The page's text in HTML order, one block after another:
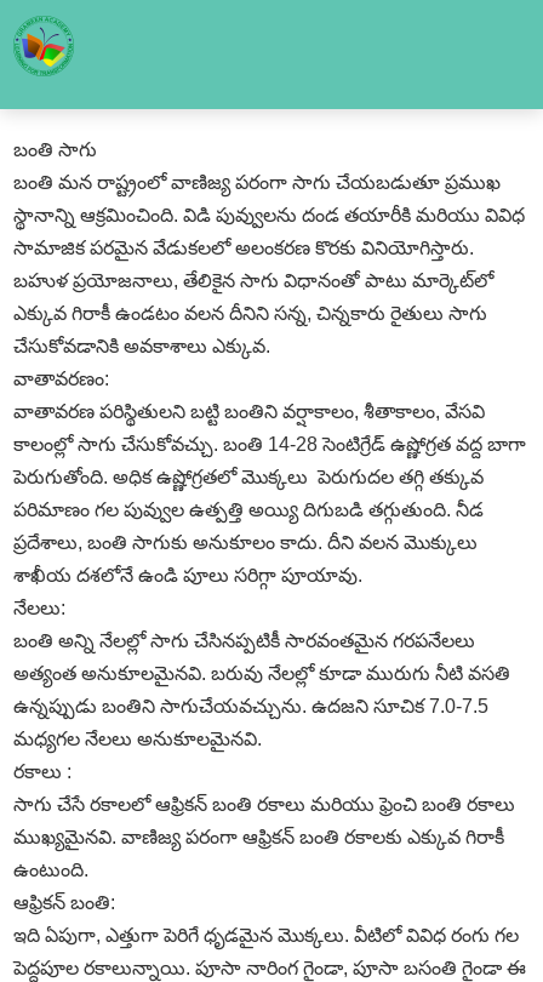
బంతి సాగు
బంతి మన రాష్ట్రంలో వాణిజ్య పరంగా సాగు చేయబడుతూ ప్రముఖ
స్థానాన్ని ఆక్రమించింది. విడి పువ్వులను దండ తయారీకి మరియు వివిధ
సామాజిక పరమైన వేడుకలలో అలంకరణ కొరకు వినియోగిస్తారు.
బహుళ ప్రయోజనాలు, తేలికైన సాగు విధానంతో పాటు మార్కెట్‌లో
ఎక్కువ గిరాకీ ఉండటం వలన దీనిని సన్న, చిన్నకారు రైతులు సాగు
చేసుకోవడానికి అవకాశాలు ఎక్కువ.
వాతావరణం:
వాతావరణ పరిస్థితులని బట్టి బంతిని వర్షాకాలం, శీతాకాలం, వేసవి
కాలంల్లో సాగు చేసుకోవచ్చు. బంతి 14-28 సెంటిగ్రేడ్‌ ఉష్ణోగ్రత వద్ద బాగా
పెరుగుతోంది. అధిక ఉష్ణోగ్రతలో మొక్కలు పెరుగుదల తగ్గి తక్కువ
పరిమాణం గల పువ్వుల ఉత్పత్తి అయ్యి దిగుబడి తగ్గుతుంది. నీడ
ప్రదేశాలు, బంతి సాగుకు అనుకూలం కాదు. దీని వలన మొక్కులు
శాఖీయ దశలోనే ఉండి పూలు సరిగ్గా పూయావు.
నేలలు:
బంతి అన్ని నేలల్లో సాగు చేసినప్పటికీ సారవంతమైన గరపనేలలు
అత్యంత అనుకూలమైనవి. బరువు నేలల్లో కూడా మురుగు నీటి వసతి
ఉన్నప్పుడు బంతిని సాగుచేయవచ్చును. ఉదజని సూచిక 7.0-7.5
మధ్యగల నేలలు అనుకూలమైనవి.
రకాలు :
సాగు చేసే రకాలలో ఆఫ్రికన్‌ బంతి రకాలు మరియు ఫ్రెంచి బంతి రకాలు
ముఖ్యమైనవి. వాణిజ్య పరంగా ఆఫ్రికన్‌ బంతి రకాలకు ఎక్కువ గిరాకీ
ఉంటుంది.
ఆఫ్రికన్‌ బంతి:
ఇది ఏపుగా, ఎత్తుగా పెరిగే ధృడమైన మొక్కలు. వీటిలో వివిధ రంగు గల
పెద్దపూల రకాలున్నాయి. పూసా నారింగ గైండా, పూసా బసంతి గైండా ఈ